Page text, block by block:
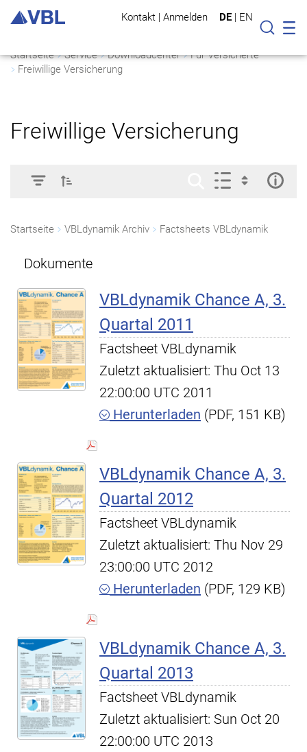
Kontakt | Anmelden DE | EN
Suche
Startseite Service Downloadcenter
Für Versicherte
Freiwillige Versicherung
Freiwillige Versicherung
Startseite VBLdynamik Archiv Factsheets VBLdynamik
Dokumente
VBLdynamik Chance A, 3.
Quartal 2011
Factsheet VBLdynamik
Zuletzt aktualisiert: Thu Oct 13
22:00:00 UTC 2011
Herunterladen (PDF, 151 KB)
VBLdynamik Chance A, 3.
Quartal 2012
Factsheet VBLdynamik
Zuletzt aktualisiert: Thu Nov 29
23:00:00 UTC 2012
Herunterladen (PDF, 129 KB)
VBLdynamik Chance A, 3.
Quartal 2013
Factsheet VBLdynamik
Zuletzt aktualisiert: Sun Oct 20
22:00:00 UTC 2013